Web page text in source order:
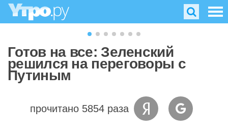
Готов на все: Зеленский
решился на переговоры с
Путиным
прочитано 5854 раза